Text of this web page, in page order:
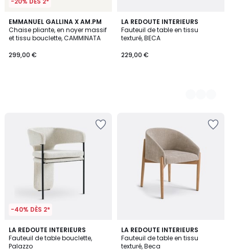
EMMANUEL GALLINA X AM.PM
Chaise pliante, en noyer massif
et tissu bouclette, CAMMINATA
299,00 €
LA REDOUTE INTERIEURS
Fauteuil de table en tissu
texturé, BECA
229,00 €
2
Couleurs
-40% DÈS 2*
LA REDOUTE INTERIEURS
Fauteuil de table bouclette,
Palazzo
5
/
5
LA REDOUTE INTERIEURS
Fauteuil de table en tissu
texturé, Beca
4,7
/ 5